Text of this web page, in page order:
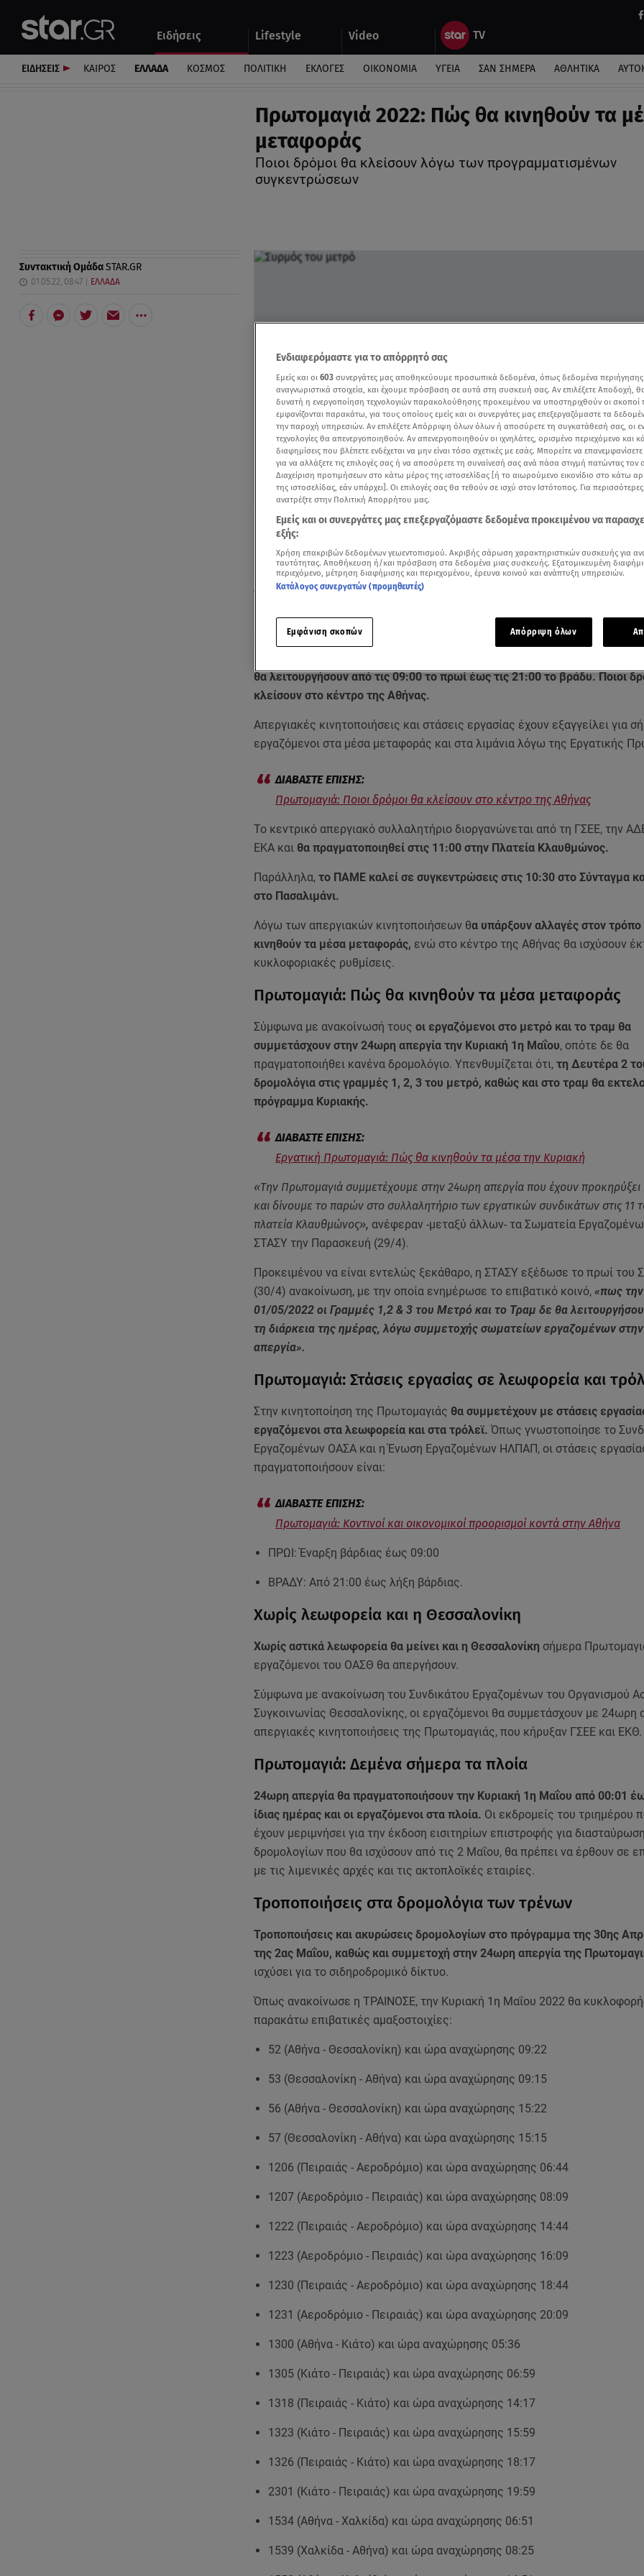
Ειδήσεις Lifestyle Video
Αυτοκίνητο
ΕΙΔΗΣΕΙΣ ΚΑΙΡΟΣ ΕΛΛΑΔΑ ΚΟΣΜΟΣ ΠΟΛΙΤΙΚΗ ΕΚΛΟΓΕΣ ΟΙΚΟΝΟΜΙΑ ΥΓΕΙΑ ΣΑΝ ΣΗΜΕΡΑ ΑΘΛΗΤΙΚΑ
Πρωτομαγιά 2022: Πώς θα κινηθούν τα
μεταφοράς
Ποιοι δρόμοι θα κλείσουν λόγω των προγραμματισμένων
συγκεντρώσεων
Συντακτική ΟμάδαSTAR.GR
01.05.22, 08:47 ΕΛΛΑΔΑ
Δείτε περισσότερα άρθρα μας στα αποτελέσματα αναζήτησης
Add star.gr on Google
Πώς θα κινηθούν τα μέσα μεταφοράς σήμερα λόγω της Εργατικής Πρωτομαγιάς - Κεντρικό
Χωρίς μετρό και τραμ θα είναι σήμερα η Αθήνα λόγω των απεργιακών
θα λειτουργήσουν από τις 09:00 το πρωί έως τις 21:00 το βράδυ. Ποιοι
κλείσουν στο κέντρο της Αθήνας.
Απεργιακές κινητοποιήσεις και στάσεις εργασίας έχουν εξαγγείλει για
εργαζόμενοι στα μέσα μεταφοράς και στα λιμάνια λόγω της Εργατικής
Πρωτομαγιά: Ποιοι δρόμοι θα κλείσουν στο κέντρο της Αθήνας
Το κεντρικό απεργιακό συλλαλητήριο διοργανώνεται από τη ΓΣΕΕ, την
ΕΚΑ και θα πραγματοποιηθεί στις 11:00 στην Πλατεία Κλαυθμώνος.
Παράλληλα, το ΠΑΜΕ καλεί σε συγκεντρώσεις στις 10:30 στο Σύνταγμα
στο Πασαλιμάνι.
Λόγω των απεργιακών κινητοποιήσεων θα υπάρξουν αλλαγές στον
κινηθούν τα μέσα μεταφοράς, ενώ στο κέντρο της Αθήνας θα ισχύσουν
κυκλοφοριακές ρυθμίσεις.
Πρωτομαγιά: Πώς θα κινηθούν τα μέσα μεταφοράς
Σύμφωνα με ανακοίνωσή τους οι εργαζόμενοι στο μετρό και το τραμ θα
συμμετάσχουν στην 24ωρη απεργία την Κυριακή 1η Μαΐου, οπότε δε θα
πραγματοποιήθει κανένα δρομολόγιο. Υπενθυμίζεται ότι, τη Δευτέρα 2
δρομολόγια στις γραμμές 1, 2, 3 του μετρό, καθώς και στο τραμ θα
πρόγραμμα Κυριακής.
Εργατική Πρωτομαγιά: Πώς θα κινηθούν τα μέσα την Κυριακή
«Την Πρωτομαγιά συμμετέχουμε στην 24ωρη απεργία που έχουν προκηρύξει
και δίνουμε το παρών στο συλλαλητήριο των εργατικών συνδικάτων στις 11
πλατεία Κλαυθμώνος», ανέφεραν -μεταξύ άλλων- τα Σωματεία
ΣΤΑΣΥ την Παρασκευή (29/4).
Προκειμένου να είναι εντελώς ξεκάθαρο, η ΣΤΑΣΥ εξέδωσε το πρωί του
(30/4) ανακοίνωση, με την οποία ενημέρωσε το επιβατικό κοινό,«πως την
01/05/2022 οι Γραμμές 1,2 & 3 του Μετρό και το Τραμ δε θα
τη διάρκεια της ημέρας, λόγω συμμετοχής σωματείων εργαζομένων
απεργία».
Πρωτομαγιά: Στάσεις εργασίας σε λεωφορεία και
Στην κινητοποίηση της Πρωτομαγιάς θα συμμετέχουν με στάσεις
εργαζόμενοι στα λεωφορεία και στα τρόλεϊ. Όπως γνωστοποίησε το
Εργαζομένων ΟΑΣΑ και η Ένωση Εργαζομένων ΗΛΠΑΠ, οι στάσεις
πραγματοποιήσουν είναι:
Πρωτομαγιά: Κοντινοί και οικονομικοί προορισμοί κοντά στην Αθήνα
ΠΡΩΙ: Έναρξη βάρδιας έως 09:00
BΡΑΔΥ: Από 21:00 έως λήξη βάρδιας.
Χωρίς λεωφορεία και η Θεσσαλονίκη
Χωρίς αστικά λεωφορεία θα μείνει και η Θεσσαλονίκη σήμερα
εργαζόμενοι του ΟΑΣΘ θα απεργήσουν.
Σύμφωνα με ανακοίνωση του Συνδικάτου Εργαζομένων του Οργανισμού
Συγκοινωνίας Θεσσαλονίκης, οι εργαζόμενοι θα συμμετάσχουν με 24ωρη
απεργιακές κινητοποιήσεις της Πρωτομαγιάς, που κήρυξαν ΓΣΕΕ και ΕΚΘ.
Πρωτομαγιά: Δεμένα σήμερα τα πλοία
24ωρη απεργία θα πραγματοποιήσουν την Κυριακή 1η Μαΐου από 00:01
ίδιας ημέρας και οι εργαζόμενοι στα πλοία. Οι εκδρομείς του τριημέρου
έχουν μεριμνήσει για την έκδοση εισιτηρίων επιστροφής για
δρομολογίων που θα ισχύσουν από τις 2 Μαΐου, θα πρέπει να έρθουν σε
με τις λιμενικές αρχές και τις ακτοπλοϊκές εταιρίες.
Τροποποιήσεις στα δρομολόγια των τρένων
Τροποποιήσεις και ακυρώσεις δρομολογίων στο πρόγραμμα της 30ης
της 2ας Μαΐου, καθώς και συμμετοχή στην 24ωρη απεργία της
ισχύσει για το σιδηροδρομικό δίκτυο.
Όπως ανακοίνωσε η ΤΡΑΙΝΟΣΕ, την Κυριακή 1η Μαΐου 2022 θα
παρακάτω επιβατικές αμαξοστοιχίες:
52 (Αθήνα - Θεσσαλονίκη) και ώρα αναχώρησης 09:22
53 (Θεσσαλονίκη - Αθήνα) και ώρα αναχώρησης 09:15
56 (Αθήνα - Θεσσαλονίκη) και ώρα αναχώρησης 15:22
57 (Θεσσαλονίκη - Αθήνα) και ώρα αναχώρησης 15:15
1206 (Πειραιάς - Αεροδρόμιο) και ώρα αναχώρησης 06:44
1207 (Αεροδρόμιο - Πειραιάς) και ώρα αναχώρησης 08:09
1222 (Πειραιάς - Αεροδρόμιο) και ώρα αναχώρησης 14:44
1223 (Αεροδρόμιο - Πειραιάς) και ώρα αναχώρησης 16:09
1230 (Πειραιάς - Αεροδρόμιο) και ώρα αναχώρησης 18:44
1231 (Αεροδρόμιο - Πειραιάς) και ώρα αναχώρησης 20:09
1300 (Αθήνα - Κιάτο) και ώρα αναχώρησης 05:36
1305 (Κιάτο - Πειραιάς) και ώρα αναχώρησης 06:59
1318 (Πειραιάς - Κιάτο) και ώρα αναχώρησης 14:17
1323 (Κιάτο - Πειραιάς) και ώρα αναχώρησης 15:59
1326 (Πειραιάς - Κιάτο) και ώρα αναχώρησης 18:17
2301 (Κιάτο - Πειραιάς) και ώρα αναχώρησης 19:59
1534 (Αθήνα - Χαλκίδα) και ώρα αναχώρησης 06:51
1539 (Χαλκίδα - Αθήνα) και ώρα αναχώρησης 08:25
Ενδιαφερόμαστε για το απόρρητό σας
Εμείς και οι 603 συνεργάτες μας αποθηκεύουμε προσωπικά δεδομένα, όπως δεδομένα
αναγνωριστικά στοιχεία, και έχουμε πρόσβαση σε αυτά στη συσκευή σας. Αν επιλέξετε Αποδοχή,
δυνατή η ενεργοποίηση τεχνολογιών παρακολούθησης προκειμένου να υποστηριχθούν οι σκοποί
εμφανίζονται παρακάτω, για τους οποίους εμείς και οι συνεργάτες μας επεξεργαζόμαστε τα
την παροχή υπηρεσιών. Αν επιλέξετε Απόρριψη όλων όλων ή αποσύρετε τη συγκατάθεσή σας, οι
τεχνολογίες θα απενεργοποιηθούν. Αν απενεργοποιηθούν οι ιχνηλάτες, ορισμένο περιεχόμενο και
διαφημίσεις που βλέπετε ενδέχεται να μην είναι τόσο σχετικές με εσάς. Μπορείτε να
για να αλλάξετε τις επιλογές σας ή να αποσύρετε τη συναίνεσή σας ανά πάσα στιγμή πατώντας τον
Διαχείριση προτιμήσεων στο κάτω μέρος της ιστοσελίδας [ή το αιωρούμενο εικονίδιο στο κάτω
της ιστοσελίδας, εάν υπάρχει]. Οι επιλογές σας θα τεθούν σε ισχύ στον Ιστότοπος. Για
ανατρέξτε στην Πολιτική Απορρήτου μας.
Εμείς και οι συνεργάτες μας επεξεργαζόμαστε δεδομένα προκειμένου να
εξής:
Χρήση επακριβών δεδομένων γεωεντοπισμού. Ακριβής σάρωση χαρακτηριστικών συσκευής για
ταυτότητας. Αποθήκευση ή/και πρόσβαση στα δεδομένα μιας συσκευής. Εξατομικευμένη
περιεχόμενο, μέτρηση διαφήμισης και περιεχομένου, έρευνα κοινού και ανάπτυξη υπηρεσιών.
Κατάλογος συνεργατών (προμηθευτές)
Εμφάνιση σκοπών Απόρριψη όλων